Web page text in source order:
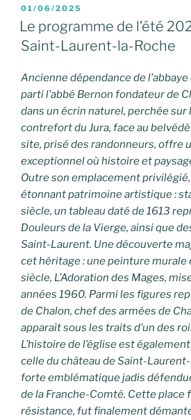
PUBLIÉ
LE
01/06/2025
Le programme de l’été
Saint-Laurent-la-Roche
Ancienne dépendance de l’abbaye
parti l’abbé Bernon fondateur de
dans un écrin naturel, perchée sur
contrefort du Jura, face au
site, prisé des randonneurs, offre
exceptionnel où histoire et
Outre son emplacement privilégié,
étonnant patrimoine artistique :
siècle, un tableau daté de 1613
Douleurs de la Vierge, ainsi que
Saint-Laurent. Une découverte
cet héritage : une peinture murale
siècle, L’Adoration des Mages,
années 1960. Parmi les figures
de Chalon, chef des armées de
apparaît sous les traits d’un des
L’histoire de l’église est
celle du château de Saint-
forte emblématique jadis
de la Franche-Comté. Cette place
résistance, fut finalement